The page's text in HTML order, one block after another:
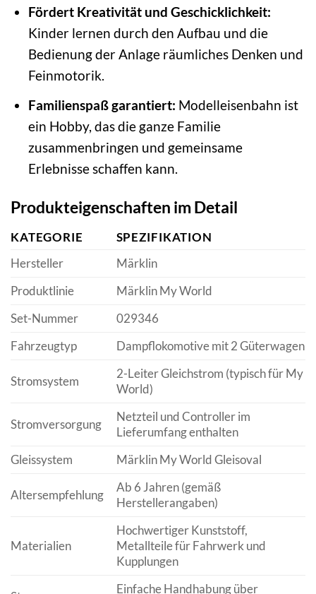
Fördert Kreativität und Geschicklichkeit:
Kinder lernen durch den Aufbau und die
Bedienung der Anlage räumliches Denken und
Feinmotorik.
Familienspaß garantiert: Modelleisenbahn ist
ein Hobby, das die ganze Familie
zusammenbringen und gemeinsame
Erlebnisse schaffen kann.
Produkteigenschaften im Detail
KATEGORIE
SPEZIFIKATION
Hersteller
Märklin
Produktlinie
Märklin My World
Set-Nummer
029346
Fahrzeugtyp
Dampflokomotive mit 2 Güterwagen
Stromsystem
2-Leiter Gleichstrom (typisch für My
World)
Stromversorgung
Netzteil und Controller im
Lieferumfang enthalten
Gleissystem
Märklin My World Gleisoval
Altersempfehlung
Ab 6 Jahren (gemäß
Herstellerangaben)
Materialien
Hochwertiger Kunststoff,
Metallteile für Fahrwerk und
Kupplungen
Einfache Handhabung über